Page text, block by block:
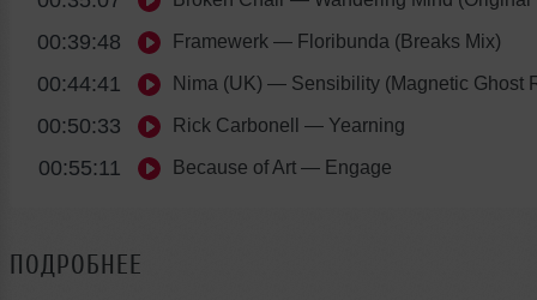
00:39:48 Framewerk — Floribunda (Breaks Mix)
00:44:41 Nima (UK) — Sensibility (Magnetic Ghost
00:50:33 Rick Carbonell — Yearning
00:55:11 Because of Art — Engage
ПОДРОБНЕЕ